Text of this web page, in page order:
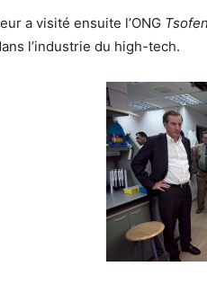
a visité ensuite l’ONG
l’industrie du high-tech.